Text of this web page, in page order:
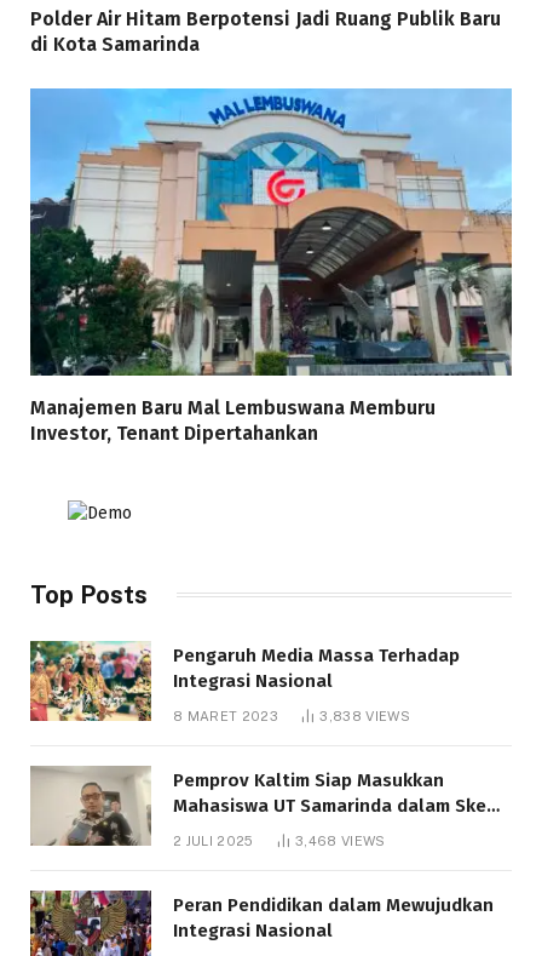
Polder Air Hitam Berpotensi Jadi Ruang Publik Baru
di Kota Samarinda
Manajemen Baru Mal Lembuswana Memburu
Investor, Tenant Dipertahankan
Top Posts
Pengaruh Media Massa Terhadap
Integrasi Nasional
8 MARET 2023 3,838VIEWS
Pemprov Kaltim Siap Masukkan
Mahasiswa UT Samarinda dalam Skema
Bantuan Pendidikan Gratispol
2 JULI 2025 3,468 VIEWS
Peran Pendidikan dalam Mewujudkan
Integrasi Nasional